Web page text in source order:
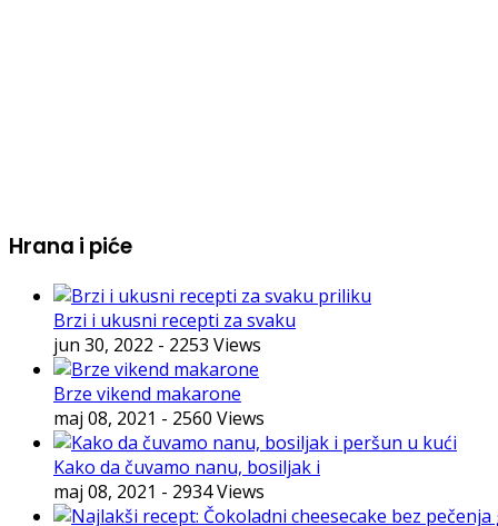
Hrana i piće
Brzi i ukusni recepti za svaku
jun 30, 2022 - 2253 Views
Brze vikend makarone
maj 08, 2021 - 2560 Views
Kako da čuvamo nanu, bosiljak i
maj 08, 2021 - 2934 Views